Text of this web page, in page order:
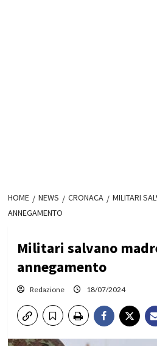
HOME NEWS CRONACA
MILITARI
ANNEGAMENTO
Militari salvano
annegamento
Redazione 18/07/2024